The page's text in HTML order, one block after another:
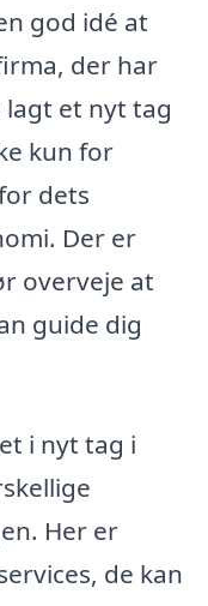
god idé at
der har
lagt et nyt tag
kun for
dets
Der er
overveje at
guide dig
i nyt tag i
Her er
de kan